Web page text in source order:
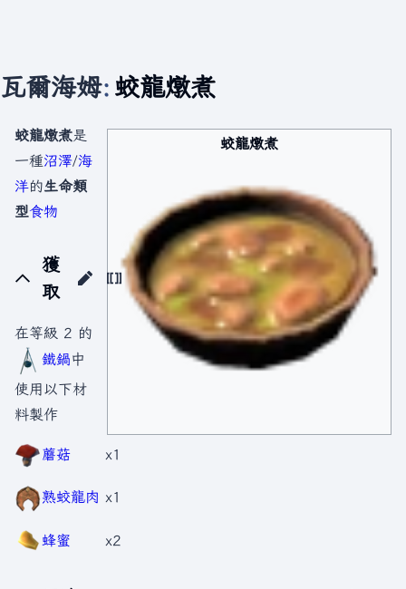
瓦爾海姆: 蛟龍燉煮
蛟龍燉煮
蛟龍燉煮是
一種沼澤/海
洋的生命類
型食物
獲
取
在等級 2 的
鐵鍋中
使用以下材
料製作
蘑菇 x1
熟蛟龍肉 x1
蜂蜜 x2